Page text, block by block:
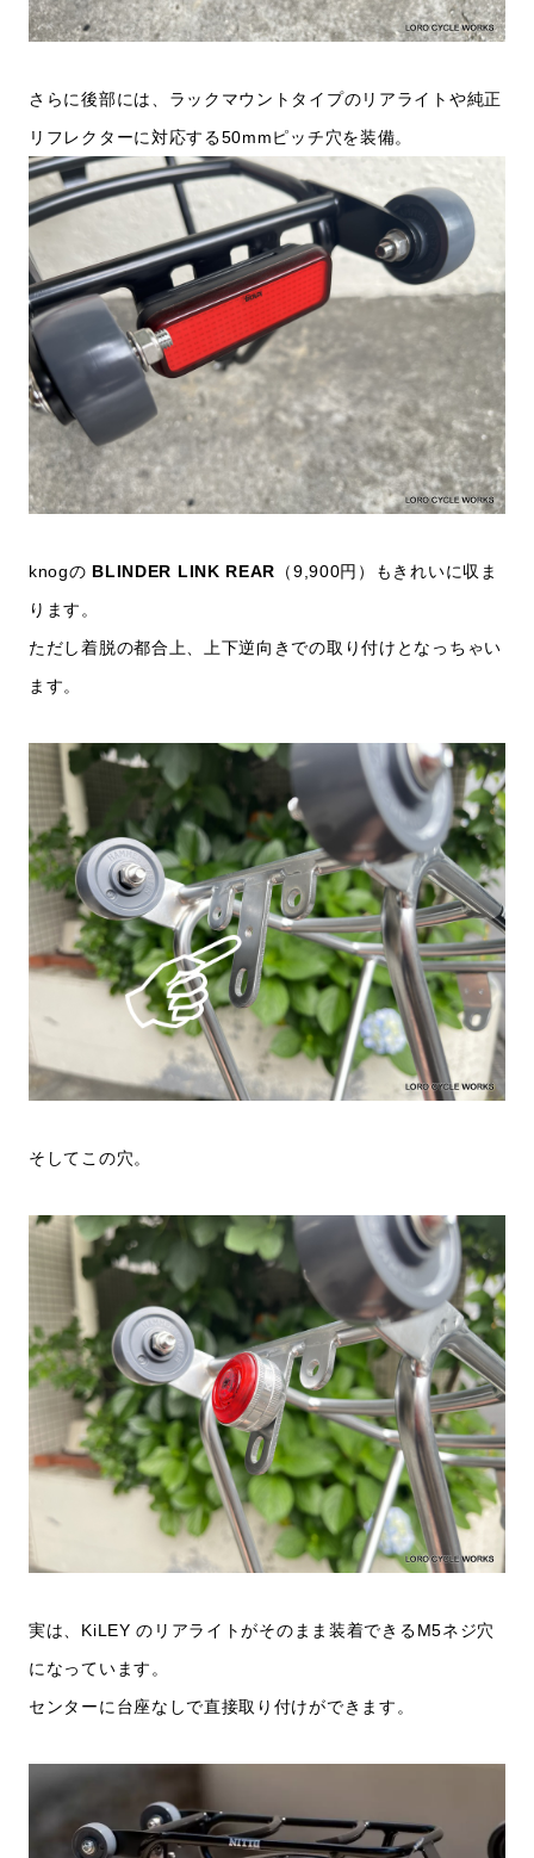
さらに後部には、ラックマウントタイプのリアライトや純正
リフレクターに対応する50mmピッチ穴を装備。
knogの BLINDER LINK REAR （9,900円）もきれいに収ま
ります。
ただし着脱の都合上、上下逆向きでの取り付けとなっちゃい
ます。
そしてこの穴。
実は、KiLEY のリアライトがそのまま装着できるM5ネジ穴
になっています。
センターに台座なしで直接取り付けができます。